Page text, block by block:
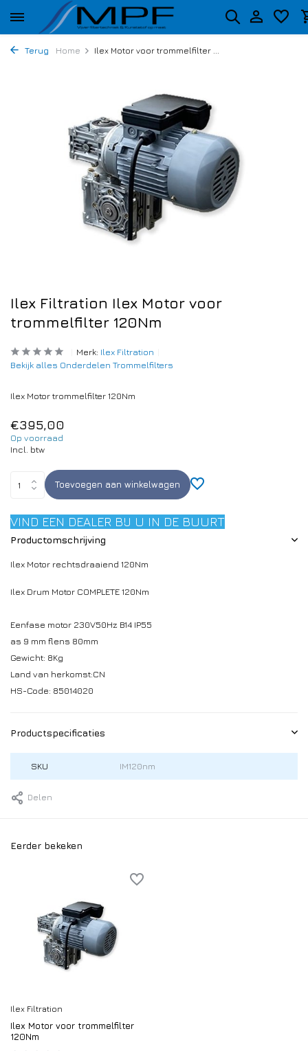
Terug Home Ilex Motor voor trommelfilter ...
Ilex Filtration Ilex Motor voor
trommelfilter 120Nm
Merk: Ilex Filtration
Bekijk alles Onderdelen Trommelfilters
Ilex Motor trommelfilter 120Nm
€395,00
Op voorraad
Incl. btw
Toevoegen aan winkelwagen
VIND EEN DEALER BIJ U IN DE BUURT
Productomschrijving
Ilex Motor rechtsdraaiend 120Nm
Ilex Drum Motor COMPLETE 120Nm
Eenfase motor 230V50Hz B14 IP55
as 9 mm flens 80mm
Gewicht: 8Kg
Land van herkomst:CN
HS-Code: 85014020
Productspecificaties
SKU IM120nm
Delen
Eerder bekeken
Ilex Filtration
Ilex Motor voor trommelfilter
120Nm